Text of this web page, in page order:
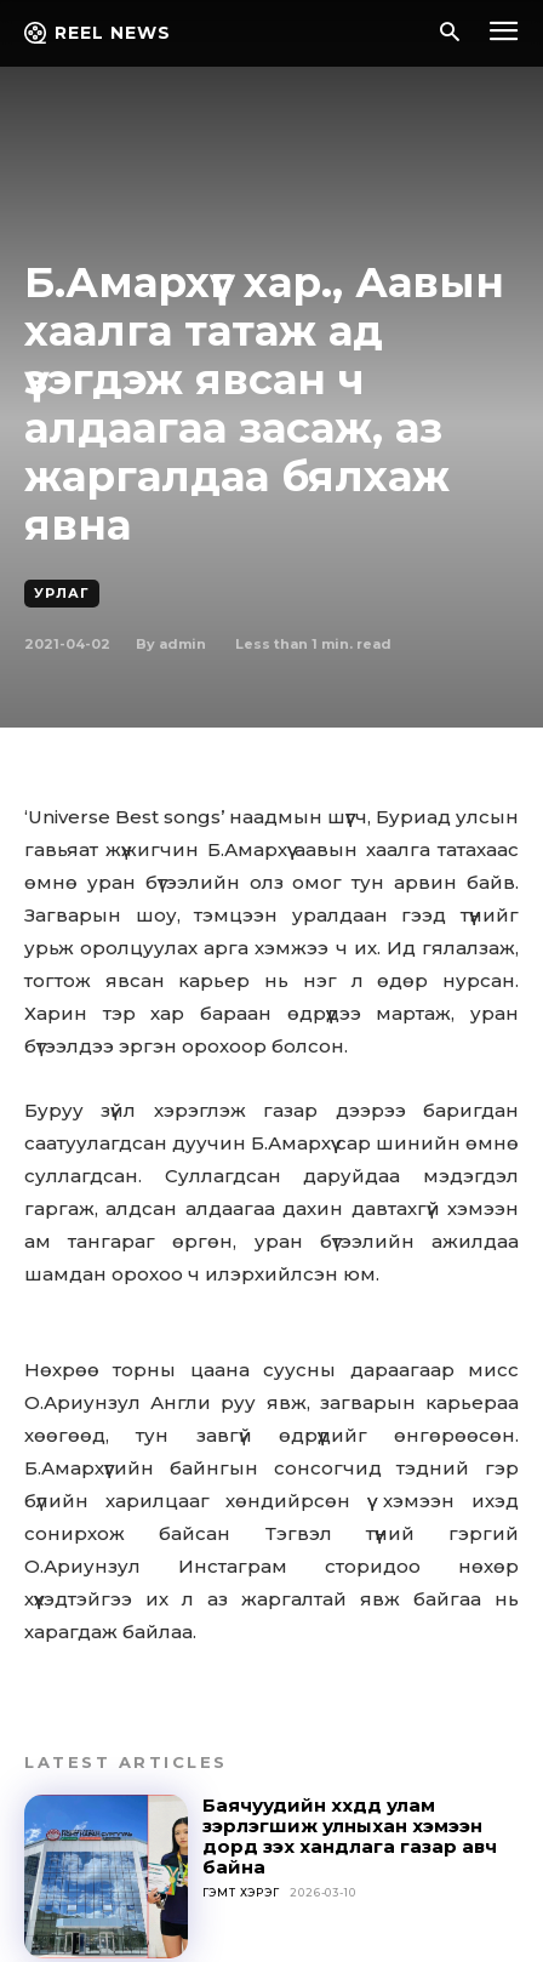
REEL NEWS
Б.Амархүүг хар., Аавын
хаалга татаж ад
үзэгдэж явсан ч
алдаагаа засаж, аз
жаргалдаа бялхаж
явна
УРЛАГ
2021-04-02 By admin Less than 1 min. read
‘Universe Best songs’ наадмын шүүгч, Буриад улсын
гавьяат жүжигчин Б.Амархүү аавын хаалга татахаас
өмнө уран бүтээлийн олз омог тун арвин байв.
Загварын шоу, тэмцээн уралдаан гээд түүнийг
урьж оролцуулах арга хэмжээ ч их. Ид гялалзаж,
тогтож явсан карьер нь нэг л өдөр нурсан.
Харин тэр хар бараан өдрүүдээ мартаж, уран
бүтээлдээ эргэн орохоор болсон.
Буруу зүйл хэрэглэж газар дээрээ баригдан
саатуулагдсан дуучин Б.Амархүү сар шинийн өмнө
суллагдсан. Суллагдсан даруйдаа мэдэгдэл
гаргаж, алдсан алдаагаа дахин давтахгүй хэмээн
ам тангараг өргөн, уран бүтээлийн ажилдаа
шамдан орохоо ч илэрхийлсэн юм.
Нөхрөө торны цаана суусны дараагаар мисс
О.Ариунзул Англи руу явж, загварын карьераа
хөөгөөд, тун завгүй өдрүүдийг өнгөрөөсөн.
Б.Амархүүгийн байнгын сонсогчид тэдний гэр
бүлийн харилцааг хөндийрсөн үү хэмээн ихэд
сонирхож байсан Тэгвэл түүний гэргий
О.Ариунзул Инстаграм сторидоо нөхөр
хүүхэдтэйгээ их л аз жаргалтай явж байгаа нь
харагдаж байлаа.
LATEST ARTICLES
Баячуудийн хүүхдүүд улам
зэрлэгшиж улныхан хэмээн
дорд үзэх хандлага газар авч
байна
ГЭМТ ХЭРЭГ 2026-03-10